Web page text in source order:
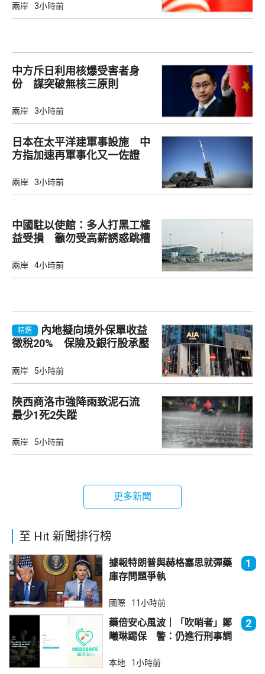
兩岸 3小時前
中方斥日利用核爆受害者身
份 謀突破無核三原則
兩岸 3小時前
日本在太平洋建軍事設施 中
方指加速再軍事化又一佐證
兩岸 3小時前
中國駐以使館：多人打黑工權
益受損 籲勿受高薪誘惑跳槽
兩岸 4小時前
精選
內地擬向境外保單收益
徵稅20% 保險及銀行股承壓
兩岸 5小時前
陜西商洛市強降雨致泥石流
最少1死2失蹤
兩岸 5小時前
更多新聞
至 Hit 新聞排行榜
據報特朗普與赫格塞思就彈藥
庫存問題爭執
1
國際 11小時前
藥倍安心風波｜「吹哨者」鄭
曦琳踢保 警：仍進行刑事調
2
本地 1小時前